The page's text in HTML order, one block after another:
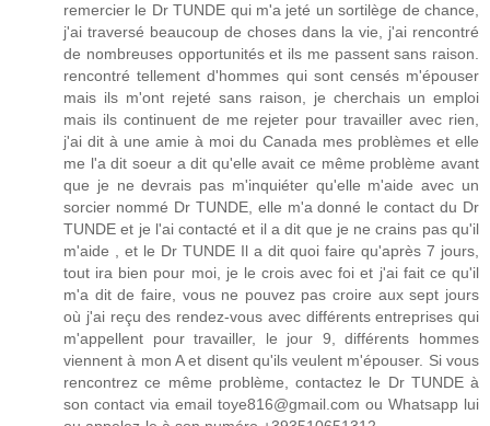
remercier le Dr TUNDE qui m'a jeté un sortilège de chance,
j'ai traversé beaucoup de choses dans la vie, j'ai rencontré
de nombreuses opportunités et ils me passent sans raison.
rencontré tellement d'hommes qui sont censés m'épouser
mais ils m'ont rejeté sans raison, je cherchais un emploi
mais ils continuent de me rejeter pour travailler avec rien,
j'ai dit à une amie à moi du Canada mes problèmes et elle
me l'a dit soeur a dit qu'elle avait ce même problème avant
que je ne devrais pas m'inquiéter qu'elle m'aide avec un
sorcier nommé Dr TUNDE, elle m'a donné le contact du Dr
TUNDE et je l'ai contacté et il a dit que je ne crains pas qu'il
m'aide , et le Dr TUNDE Il a dit quoi faire qu'après 7 jours,
tout ira bien pour moi, je le crois avec foi et j'ai fait ce qu'il
m'a dit de faire, vous ne pouvez pas croire aux sept jours
où j'ai reçu des rendez-vous avec différents entreprises qui
m'appellent pour travailler, le jour 9, différents hommes
viennent à mon A et disent qu'ils veulent m'épouser. Si vous
rencontrez ce même problème, contactez le Dr TUNDE à
son contact via email toye816@gmail.com ou Whatsapp lui